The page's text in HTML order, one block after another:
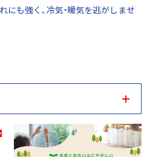
にも強く、冷気・暖気を逃がしませ